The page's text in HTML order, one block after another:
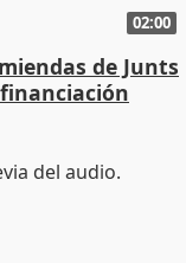
02:00
de Junts